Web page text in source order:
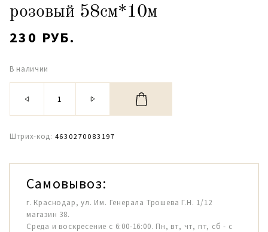
розовый 58см*10м
230 РУБ.
В наличии
Штрих-код: 4630270083197
Самовывоз:
г. Краснодар, ул. Им. Генерала Трошева Г.Н. 1/12
магазин 38.
Среда и воскресение с 6:00-16:00. Пн, вт, чт, пт, сб - с